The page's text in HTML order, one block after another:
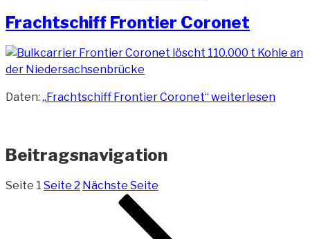
Frachtschiff Frontier Coronet
Daten: „Frachtschiff Frontier Coronet“weiterlesen
Beitragsnavigation
Seite 1 Seite 2 Nächste Seite